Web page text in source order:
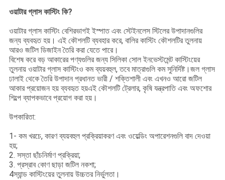
ওয়াটার গ্লাস কাস্টিং কি?
ওয়াটার গ্লাস কাস্টিং বেশিরভাগই ইস্পাত এবং স্টেইনলেস স্টিলের উপাদানগুলির
জন্য ব্যবহৃত হয়। এই কৌশলটি ব্যবহার করে, বালির কাস্টিং কৌশলটির তুলনায়
আরও জটিল ডিজাইন তৈরি করা যেতে পারে।
বিশেষ করে বড় আকারের পণ্যগুলির জন্য সিলিকা সোল ইনভেস্টমেন্ট কাস্টিংয়ের
তুলনায় ওয়াটার গ্লাস কাস্টিংও কম ব্যয়বহুল, তবে মাত্রাগুলি কম সুনির্দিষ্ট।জল গ্লাস
ঢালাই থেকে তৈরি উপাদান প্রধানত ভারী / শক্তিশালী এবং এখনও আরো জটিল
আকার প্রয়োজন হয় ব্যবহৃত হয়এই কৌশলটি ট্রেলার, কৃষি যন্ত্রপাতি এবং অফশোর
শিল্পে ব্যাপকভাবে প্রয়োগ করা হয়।
উপকারিতা:
1- কম খরচে, কারণ ব্যয়বহুল প্রক্রিয়াকরণ এবং ওয়েল্ডিং অপারেশনগুলি বাদ দেওয়া
হয়;
2. সস্তা ছাঁচনির্মাণ প্রক্রিয়া;
3. প্রস্রাব কোণ ছাড়া জটিল নকশা;
4স্যান্ড কাস্টিংয়ের তুলনায় উচ্চতর নির্ভুলতা।